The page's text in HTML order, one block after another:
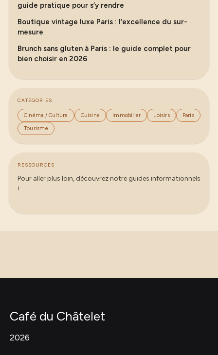
guide pratique pour s’y rendre
Boutique vintage luxe Paris : l’excellence du sur-
mesure
Brunch sans gluten à Paris : le guide complet pour
bien choisir en 2026
CATÉGORIES
Cinéma / Culture Cuisine Immobilier Loisirs Paris
Tourisme
RESSOURCES
Pour aller plus loin, découvrez notre guides informationnels
!
Café du Châtelet
2026